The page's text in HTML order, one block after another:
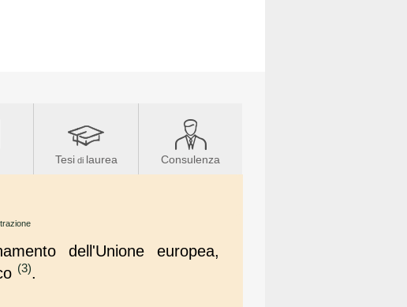
Tesidi laurea Consulenza
dell'Unione europea,
(3).